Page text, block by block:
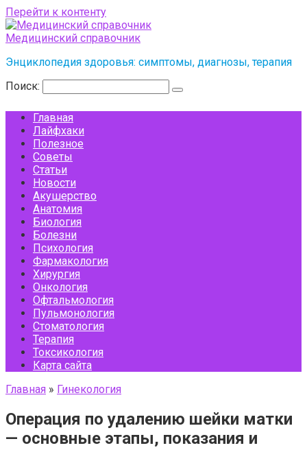
Перейти к контенту
Медицинский справочник
Энциклопедия здоровья: симптомы, диагнозы, терапия
Поиск:
Главная
Лайфхаки
Полезное
Советы
Статьи
Новости
Акушерство
Анатомия
Биология
Болезни
Психология
Фармакология
Хирургия
Онкология
Офтальмология
Пульмонология
Стоматология
Терапия
Токсикология
Карта сайта
Главная » Гинекология
Операция по удалению шейки матки
— основные этапы, показания и